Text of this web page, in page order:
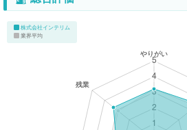
株式会社インテリム
業界平均